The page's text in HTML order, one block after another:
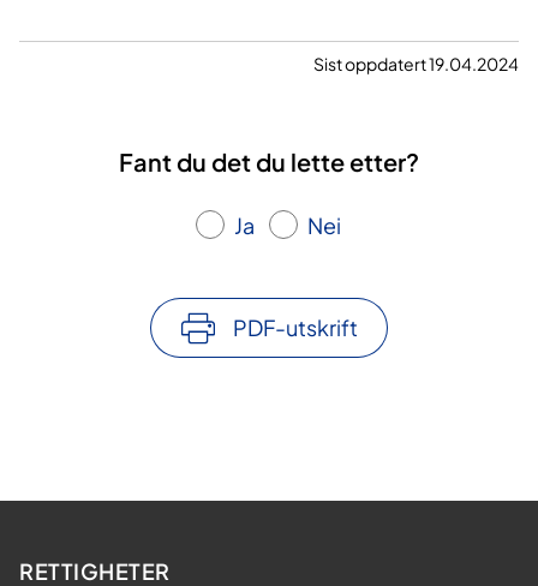
Sist oppdatert 19.04.2024
Fant du det du lette etter?
Ja Nei
PDF-utskrift
RETTIGHETER